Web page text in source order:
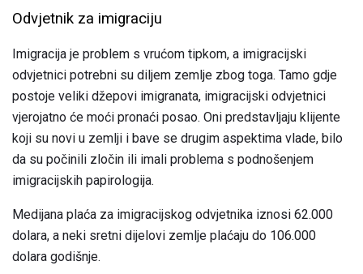
Odvjetnik za imigraciju
Imigracija je problem s vrućom tipkom, a imigracijski
odvjetnici potrebni su diljem zemlje zbog toga. Tamo gdje
postoje veliki džepovi imigranata, imigracijski odvjetnici
vjerojatno će moći pronaći posao. Oni predstavljaju klijente
koji su novi u zemlji i bave se drugim aspektima vlade, bilo
da su počinili zločin ili imali problema s podnošenjem
imigracijskih papirologija.
Medijana plaća za imigracijskog odvjetnika iznosi 62.000
dolara, a neki sretni dijelovi zemlje plaćaju do 106.000
dolara godišnje.